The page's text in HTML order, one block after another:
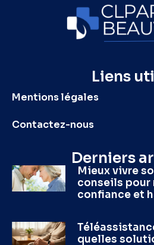
Liens
Mentions légales
Contactez-nous
Derniers
Mieux vivre
conseils pour
confiance et
quelles